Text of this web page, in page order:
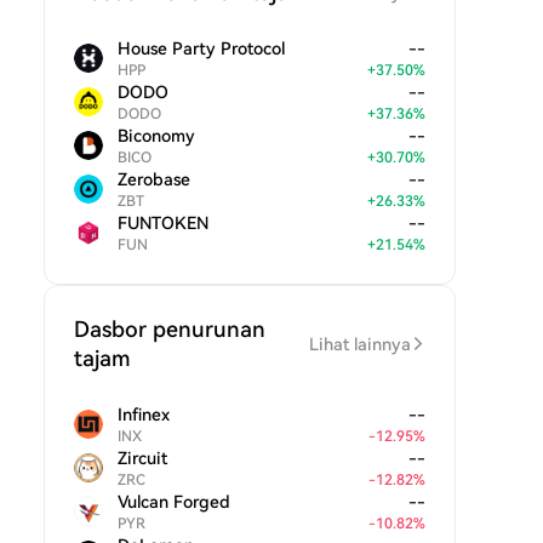
House Party Protocol
HPP
--
+37.50%
DODO
DODO
--
+37.36%
Biconomy
BICO
--
+30.70%
Zerobase
ZBT
--
+26.33%
FUNTOKEN
FUN
--
+21.54%
Dasbor penurunan
tajam
Lihat lainnya
Infinex
INX
--
-12.95%
Zircuit
ZRC
--
-12.82%
Vulcan Forged
PYR
--
-10.82%